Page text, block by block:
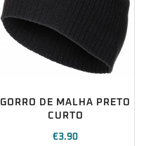
GORRO DE MALHA PRETO
CURTO
€3.90